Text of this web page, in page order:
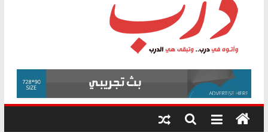
فرحات سليمان يكتب: القطاع الصحي إلى
أين؟
حزب التحالف الشعبي يطلق لجنة “الحق
في الصحة” بالإسكندرية لرصد الانتهاكات
ودعم المرضى
الوزاري لمدينة الصحفيين.. وانتهاء أعمال
إنشاء المبنى الإداري
المجلس القومي لحقوق الإنسان يعلن
متابعة قضية الدكتور محمد زهران.. ويؤكد:
قرينة البراءة وضمانات المحاكمة العادلة
درب
وأتوه
درب..
وتبقى
هي